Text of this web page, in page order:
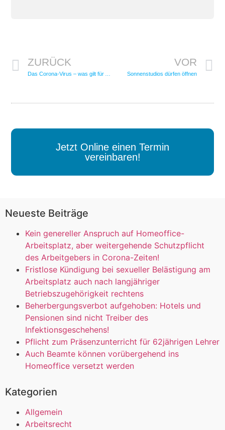
Neueste Beiträge
Kein genereller Anspruch auf Homeoffice-
Arbeitsplatz, aber weitergehende Schutzpflicht
des Arbeitgebers in Corona-Zeiten!
Fristlose Kündigung bei sexueller Belästigung am
Arbeitsplatz auch nach langjähriger
Betriebszugehörigkeit rechtens
Beherbergungsverbot aufgehoben: Hotels und
Pensionen sind nicht Treiber des
Infektionsgeschehens!
Pflicht zum Präsenzunterricht für 62jährigen Lehrer
Auch Beamte können vorübergehend ins
Homeoffice versetzt werden
Kategorien
Allgemein
Arbeitsrecht
ZURÜCK
Das Corona-Virus – was gilt für Arbeitnehmer?
VOR
Sonnenstudios dürfen öffnen
Jetzt Online einen Termin
vereinbaren!